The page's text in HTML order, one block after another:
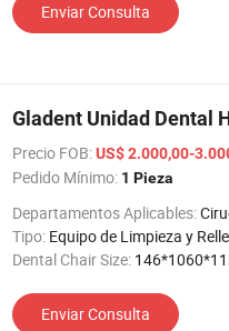
Enviar Consulta
Gladent Unidad Dental
Precio FOB:US$ 2.000,00-
Pedido Mínimo: 1 Pieza
Departamentos Aplicables:
Tipo: Equipo de Limpieza y
Dental Chair Size:
Enviar Consulta